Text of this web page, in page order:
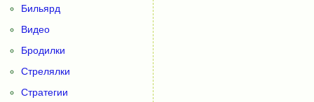
Бильярд
Видео
Бродилки
Стрелялки
Стратегии